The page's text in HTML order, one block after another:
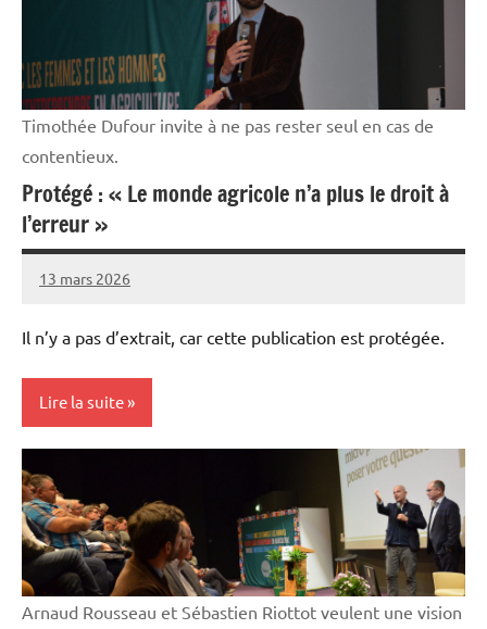
Timothée Dufour invite à ne pas rester seul en cas de
contentieux.
Protégé : « Le monde agricole n’a plus le droit à
l’erreur »
13 mars 2026
Thibaut
Il n’y a pas d’extrait, car cette publication est protégée.
Lire la suite
Elevages
Initiatives
professionnelle
Arnaud Rousseau et Sébastien Riottot veulent une vision